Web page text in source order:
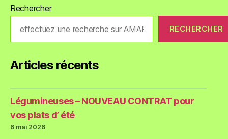
Rechercher
RECHERCHER
Articles récents
Légumineuses – NOUVEAU CONTRAT pour
vos plats d’ été
6 mai 2026